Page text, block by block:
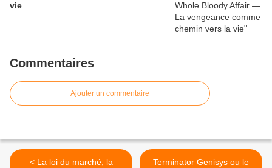
vie
Commentaires
Ajouter un commentaire
< La loi du marché, la
Terminator Genisys ou le